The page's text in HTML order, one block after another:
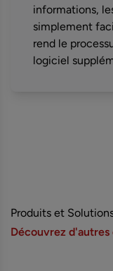
informations,
simplement
rend le
logiciel
Produits et
Découvrez